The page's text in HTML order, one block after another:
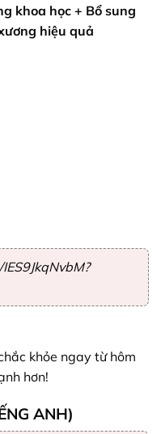
khoa học + Bổ sung
hiệu quả
khỏe ngay từ hôm
hơn!
ANH)